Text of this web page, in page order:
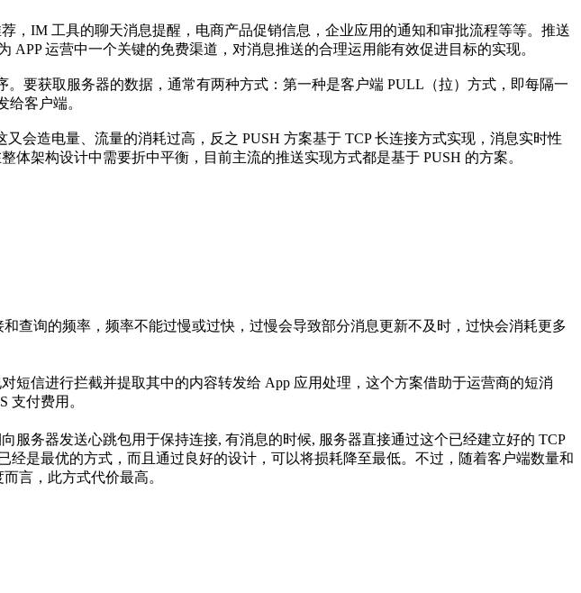
，IM 工具的聊天消息提醒，电商产品促销信息，企业应用的通知和审批流程等等。推送
运营中一个关键的免费渠道，对消息推送的合理运用能有效促进目标的实现。
要获取服务器的数据，通常有两种方式：第一种是客户端 PULL（拉）方式，即每隔一
客户端。
会造电量、流量的消耗过高，反之 PUSH 方案基于 TCP 长连接方式实现，消息实时性
架构设计中需要折中平衡，目前主流的推送实现方式都是基于 PUSH 的方案。
查询的频率，频率不能过慢或过快，过慢会导致部分消息更新不及时，过快会消耗更多
短信进行拦截并提取其中的内容转发给 App 应用处理，这个方案借助于运营商的短消
支付费用。
服务器发送心跳包用于保持连接, 有消息的时候, 服务器直接通过这个已经建立好的 TCP
是最优的方式，而且通过良好的设计，可以将损耗降至最低。不过，随着客户端数量和
言，此方式代价最高。